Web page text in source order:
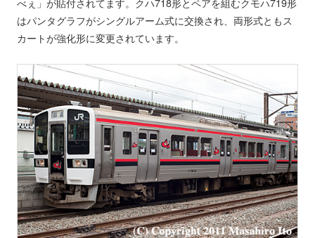
はパンタグラフがシングルアーム式に交換され、両形式ともス
カートが強化形に変更されています。